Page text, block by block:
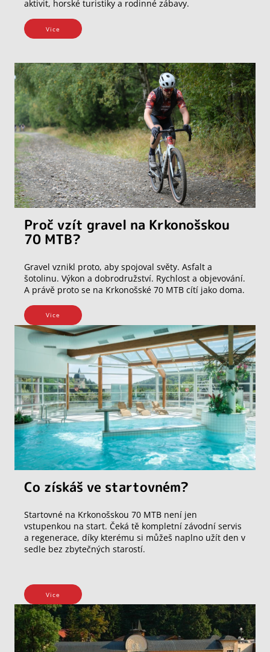
aktivit, horské turistiky a rodinné zábavy.
Vice
Proč vzít gravel na Krkonošskou
70 MTB?
Gravel vznikl proto, aby spojoval světy. Asfalt a
šotolinu. Výkon a dobrodružství. Rychlost a objevování.
A právě proto se na Krkonošské 70 MTB cítí jako doma.
Vice
Co získáš ve startovném?
Startovné na Krkonošskou 70 MTB není jen
vstupenkou na start. Čeká tě kompletní závodní servis
a regenerace, díky kterému si můžeš naplno užít den v
sedle bez zbytečných starostí.
Vice